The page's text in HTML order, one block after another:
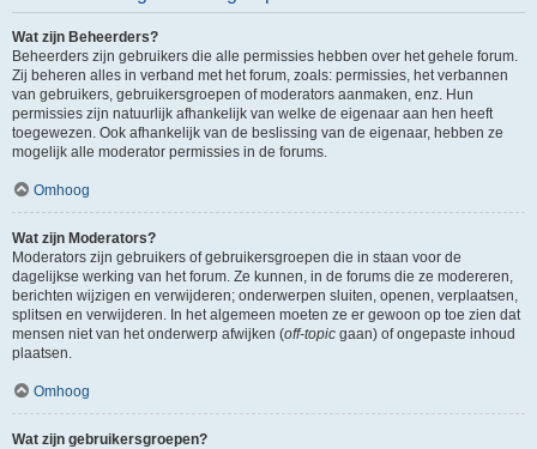
Wat zijn Beheerders?
Beheerders zijn gebruikers die alle permissies hebben over het gehele forum.
Zij beheren alles in verband met het forum, zoals: permissies, het verbannen
van gebruikers, gebruikersgroepen of moderators aanmaken, enz. Hun
permissies zijn natuurlijk afhankelijk van welke de eigenaar aan hen heeft
toegewezen. Ook afhankelijk van de beslissing van de eigenaar, hebben ze
mogelijk alle moderator permissies in de forums.
Omhoog
Wat zijn Moderators?
Moderators zijn gebruikers of gebruikersgroepen die in staan voor de
dagelijkse werking van het forum. Ze kunnen, in de forums die ze modereren,
berichten wijzigen en verwijderen; onderwerpen sluiten, openen, verplaatsen,
splitsen en verwijderen. In het algemeen moeten ze er gewoon op toe zien dat
mensen niet van het onderwerp afwijken (off-topic gaan) of ongepaste inhoud
plaatsen.
Omhoog
Wat zijn gebruikersgroepen?